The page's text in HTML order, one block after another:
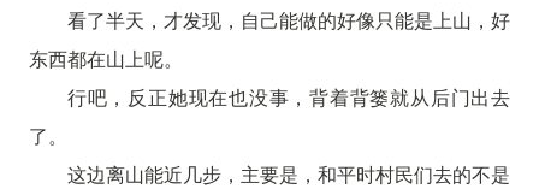
看了半天，才发现，自己能做的好像只能是上山，好
东西都在山上呢。
行吧，反正她现在也没事，背着背篓就从后门出去
了。
这边离山能近几步，主要是，和平时村民们去的不是